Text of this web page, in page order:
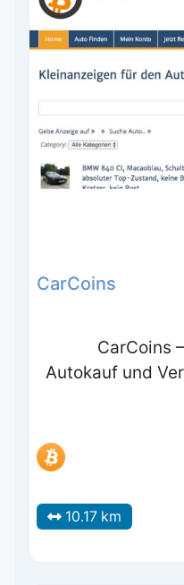
CarCoins
CarCoins
Autokauf und
10.17 km